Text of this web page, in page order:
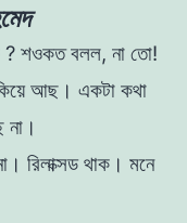
? শওকতবলল, না তাে!
আছ । একটা কথা
না ।
। রিলাক্সডথাক । মনে